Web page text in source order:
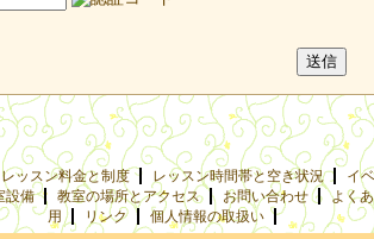
レッスン料金と制度 レッスン時間帯と空き状況 イ
設備 教室の場所とアクセス お問い合わせ よく
用
リンク 個人情報の取扱い